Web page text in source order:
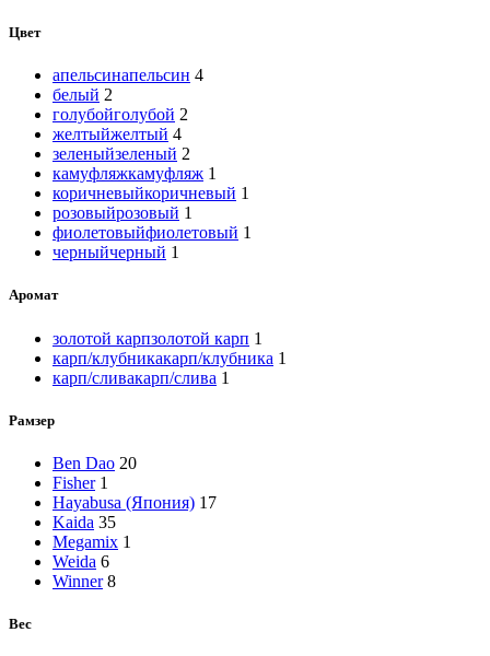
Цвет
апельсинапельсин 4
белый 2
голубойголубой 2
желтыйжелтый 4
зеленыйзеленый 2
камуфляжкамуфляж 1
коричневыйкоричневый 1
розовыйрозовый 1
фиолетовыйфиолетовый 1
черныйчерный 1
Аромат
золотой карпзолотой карп 1
карп/клубникакарп/клубника 1
карп/сливакарп/слива 1
Рамзер
Ben Dao 20
Fisher 1
Hayabusa (Япония) 17
Kaida 35
Megamix 1
Weida 6
Winner 8
Вес